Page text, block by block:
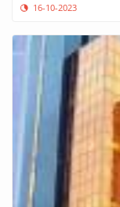
16-10-2023